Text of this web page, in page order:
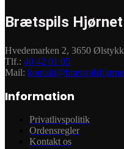
Brætspils Hjørnet
Hvedemarken 2, 3650
Tlf.: 40 42 01 05
Mail:
Information
Privatlivspolitik
Ordensregler
Kontakt os